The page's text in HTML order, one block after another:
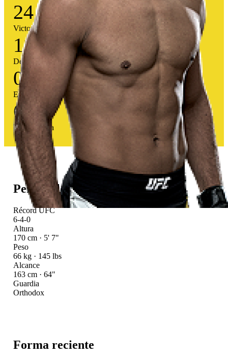
24
Victorias
11
Derrotas
0
Empates
69
Tasa victoria
Perfil atlético
Récord UFC
6-4-0
Altura
170 cm · 5' 7"
Peso
66 kg · 145 lbs
Alcance
163 cm · 64"
Guardia
Orthodox
Forma reciente